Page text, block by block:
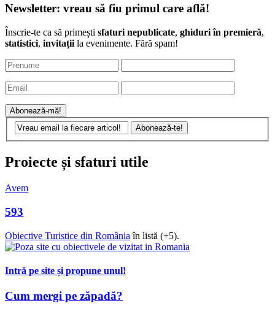
Newsletter: vreau să fiu primul care află!
Înscrie-te ca să primești sfaturi nepublicate, ghiduri în premieră,
statistici, invitații la evenimente. Fără spam!
Proiecte și sfaturi utile
Avem
593
Obiective Turistice din România în listă (+5).
Intră pe site și propune unul!
Cum mergi pe zăpadă?